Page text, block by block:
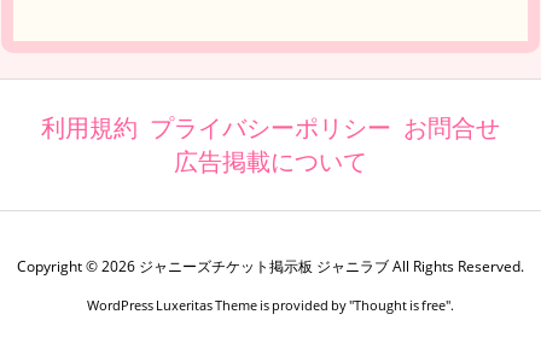
利用規約 プライバシーポリシー お問合せ
広告掲載について
Copyright ©2026 ジャニーズチケット掲示板 ジャニラブAll Rights Reserved.
WordPress Luxeritas Theme is provided by "Thought is free".